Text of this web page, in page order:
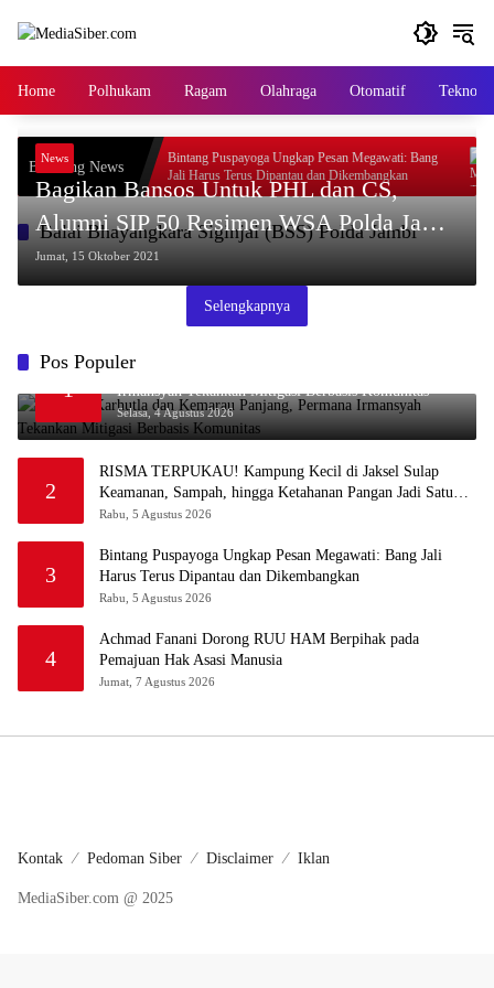
Home Polhukam Ragam Olahraga Otomatif Tekno
Breaking News
pada
Bintang Puspayoga Ungkap Pesan Megawati: Bang
Jali Harus Terus Dipantau dan Dikembangkan
Balai Bhayangkara Siginjai (BSS) Polda Jambi
News
Bagikan Bansos Untuk PHL dan CS,
Alumni SIP 50 Resimen WSA Polda Jambi
Peduli Kemanusiaan
Jumat, 15 Oktober 2021
Selengkapnya
Pos Populer
1
Waspada Karhutla dan Kemarau Panjang, Permana
Irmansyah Tekankan Mitigasi Berbasis Komunitas
Selasa, 4 Agustus 2026
2
RISMA TERPUKAU! Kampung Kecil di Jaksel Sulap
Keamanan, Sampah, hingga Ketahanan Pangan Jadi Satu
Sistem
Rabu, 5 Agustus 2026
3
Bintang Puspayoga Ungkap Pesan Megawati: Bang Jali
Harus Terus Dipantau dan Dikembangkan
Rabu, 5 Agustus 2026
4
Achmad Fanani Dorong RUU HAM Berpihak pada
Pemajuan Hak Asasi Manusia
Jumat, 7 Agustus 2026
Kontak Pedoman Siber Disclaimer Iklan
MediaSiber.com @ 2025